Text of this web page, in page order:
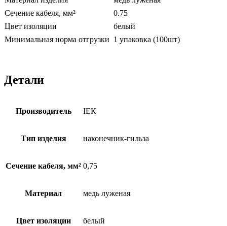
Сечение кабеля, мм²
0.75
Цвет изоляции
белый
Минимальная норма отгрузки 1 упаковка (100шт)
Детали
Производитель ІЕК
Тип изделия наконечник-гильза
Сечение кабеля, мм² 0,75
Материал медь луженая
Цвет изоляции белый